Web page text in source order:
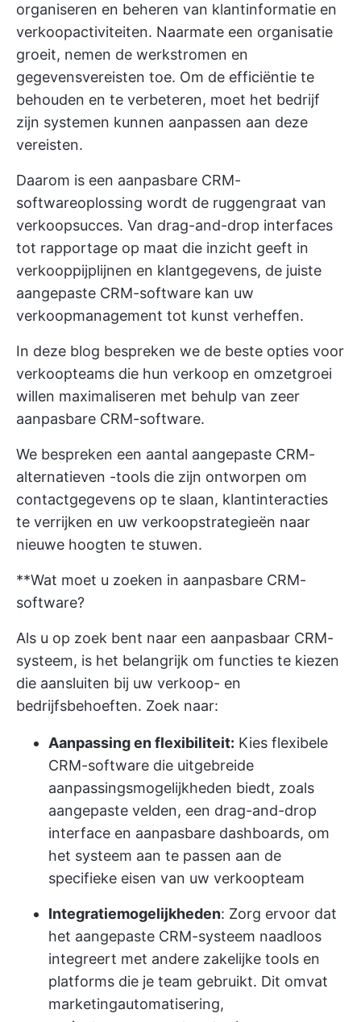
organiseren en beheren van klantinformatie en
verkoopactiviteiten. Naarmate een organisatie
groeit, nemen de werkstromen en
gegevensvereisten toe. Om de efficiëntie te
behouden en te verbeteren, moet het bedrijf
zijn systemen kunnen aanpassen aan deze
vereisten.
Daarom is een aanpasbare CRM-
softwareoplossing wordt de ruggengraat van
verkoopsucces. Van drag-and-drop interfaces
tot rapportage op maat die inzicht geeft in
verkooppijplijnen en klantgegevens, de juiste
aangepaste CRM-software kan uw
verkoopmanagement tot kunst verheffen.
In deze blog bespreken we de beste opties voor
verkoopteams die hun verkoop en omzetgroei
willen maximaliseren met behulp van zeer
aanpasbare CRM-software.
We bespreken een aantal aangepaste CRM-
alternatieven -tools die zijn ontworpen om
contactgegevens op te slaan, klantinteracties
te verrijken en uw verkoopstrategieën naar
nieuwe hoogten te stuwen.
**Wat moet u zoeken in aanpasbare CRM-
software?
Als u op zoek bent naar een aanpasbaar CRM-
systeem, is het belangrijk om functies te kiezen
die aansluiten bij uw verkoop- en
bedrijfsbehoeften. Zoek naar:
Aanpassing en flexibiliteit: Kies flexibele
CRM-software die uitgebreide
aanpassingsmogelijkheden biedt, zoals
aangepaste velden, een drag-and-drop
interface en aanpasbare dashboards, om
het systeem aan te passen aan de
specifieke eisen van uw verkoopteam
Integratiemogelijkheden: Zorg ervoor dat
het aangepaste CRM-systeem naadloos
integreert met andere zakelijke tools en
platforms die je team gebruikt. Dit omvat
marketingautomatisering,